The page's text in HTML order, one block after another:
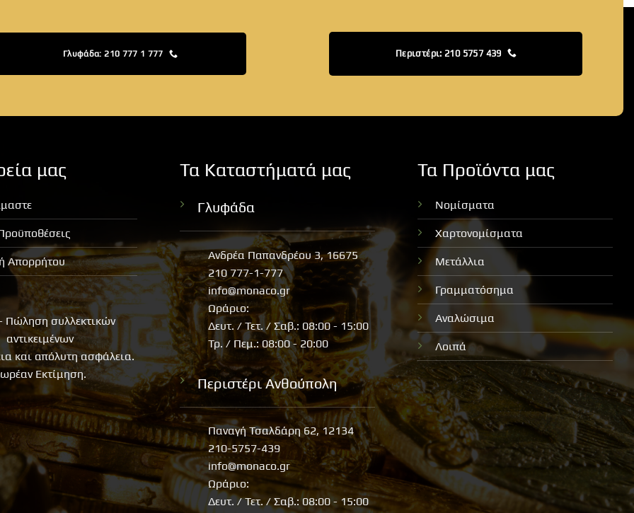
Γλυφάδα: 210 777 1 777 Περιστέρι: 210 5757 439
μας
Απορρήτου
Πώληση συλλεκτικών
αντικειμένων
και απόλυτη ασφάλεια.
Εκτίμηση.
Τα Καταστήματά μας
Γλυφάδα
Ανδρέα Παπανδρέου 3, 16675
210 777-1-777
info@monaco.gr
Ωράριο:
Δευτ. / Τετ. / Σαβ.: 08:00 - 15:00
Τρ. / Πεμ.: 08:00 - 20:00
Περιστέρι Ανθούπολη
Παναγή Τσαλδάρη 62, 12134
210-5757-439
info@monaco.gr
Ωράριο:
Δευτ. / Τετ. / Σαβ.: 08:00 - 15:00
Τα Προϊόντα μας
Νομίσματα
Χαρτονομίσματα
Μετάλλια
Γραμματόσημα
Αναλώσιμα
Λοιπά